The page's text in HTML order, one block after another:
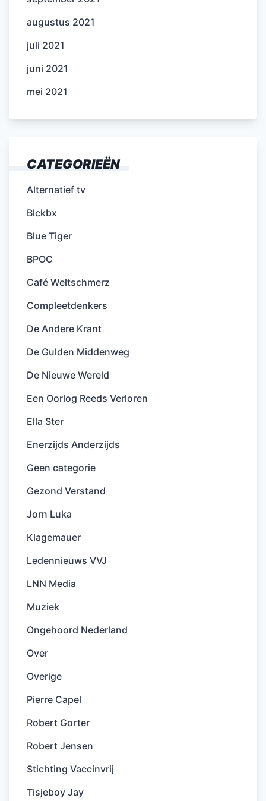
augustus 2021
juli 2021
juni 2021
mei 2021
CATEGORIEËN
Alternatief tv
Blckbx
Blue Tiger
BPOC
Café Weltschmerz
Compleetdenkers
De Andere Krant
De Gulden Middenweg
De Nieuwe Wereld
Een Oorlog Reeds Verloren
Ella Ster
Enerzijds Anderzijds
Geen categorie
Gezond Verstand
Jorn Luka
Klagemauer
Ledennieuws VVJ
LNN Media
Muziek
Ongehoord Nederland
Over
Overige
Pierre Capel
Robert Gorter
Robert Jensen
Stichting Vaccinvrij
Tisjeboy Jay